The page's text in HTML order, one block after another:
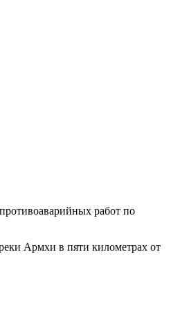
работ по
Армхи в пяти километрах от